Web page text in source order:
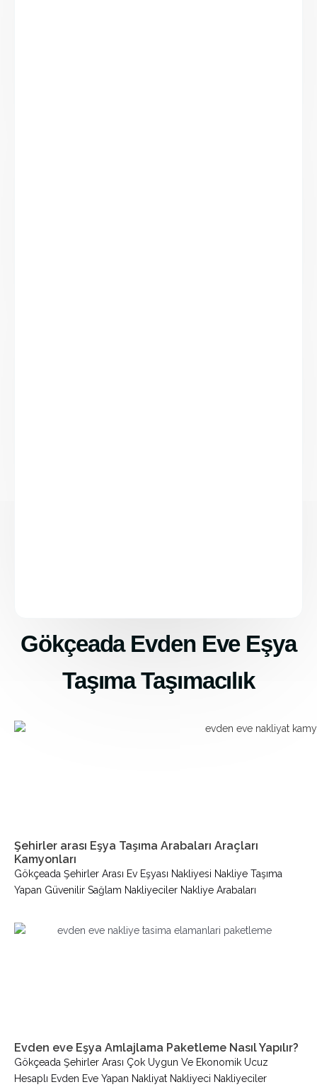
Gökçeada Evden Eve Eşya
Taşıma Taşımacılık
Şehirler arası Eşya Taşıma Arabaları Araçları
Kamyonları
Gökçeada Şehirler Arası Ev Eşyası Nakliyesi Nakliye Taşıma
Yapan Güvenilir Sağlam Nakliyeciler Nakliye Arabaları
Evden eve Eşya Amlajlama Paketleme Nasıl Yapılır?
Gökçeada Şehirler Arası Çok Uygun Ve Ekonomik Ucuz
Hesaplı Evden Eve Yapan Nakliyat Nakliyeci Nakliyeciler